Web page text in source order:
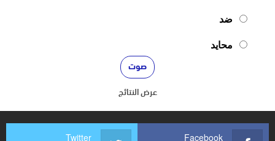
ضد
محايد
عرض النتائج
Facebook
Twitter